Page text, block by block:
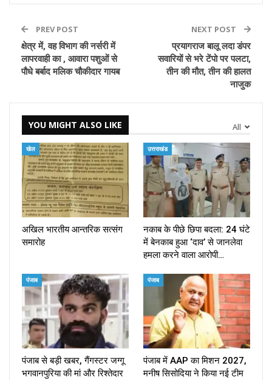
PREV POST
क्षेत्र में, वह विभाग की नर्सरी में
लापरवाही का , आवारा पशुओं से
पौधे बर्बाद मलिक चौकीदार गायब
NEXT POST
प्रयागराज बालू लदा डंपर
सवारियों से भरे टेंपो पर पलटा,
तीन की मौत, तीन की हालत
नाजुक
All
YOU MIGHT ALSO LIKE
खेल
अखिल भारतीय आन्तरिक सत्संग
समारोह
उत्तराखंड
नकाब के पीछे छिपा बदला: 24 घंटे
में बेनकाब हुआ ‘दाव’ से जानलेवा
हमला करने वाला आरोपी…
पंजाब
पंजाब से बड़ी खबर, गैंगस्टर जग्गू
भगवानपुरिया की मां और रिश्तेदार
पंजाब
पंजाब में AAP का मिशन 2027,
मनीष सिसोदिया ने किया नई टीम